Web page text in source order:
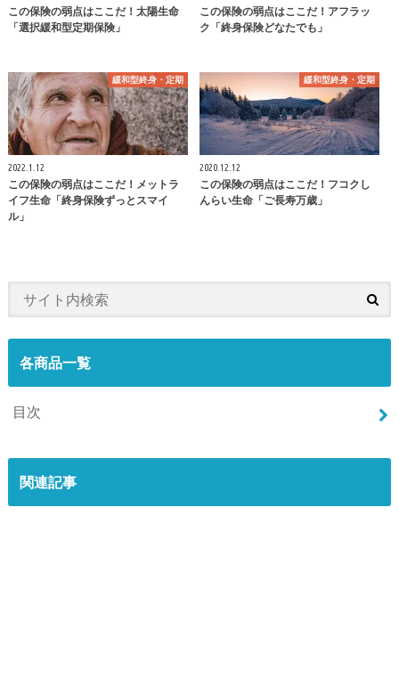
この保険の弱点はここだ！太陽生命
「選択緩和型定期保険」
この保険の弱点はここだ！アフラッ
ク「終身保険どなたでも」
緩和型終身・定期
2022.1.12
この保険の弱点はここだ！メットラ
イフ生命「終身保険ずっとスマイ
ル」
緩和型終身・定期
2020.12.12
この保険の弱点はここだ！フコクし
んらい生命「ご長寿万歳」
各商品一覧
目次
関連記事